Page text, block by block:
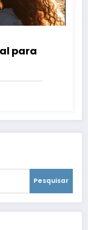
para
Pesquisar